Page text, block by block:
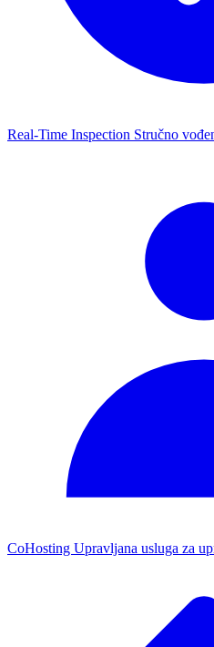
Real-Time Inspection Stručno
CoHosting Upravljana usluga za